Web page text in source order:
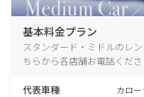
基本料金プラン
スタンダード・ミドルのレ
ちらから各店舗お電話くださ
代表車種 カロ